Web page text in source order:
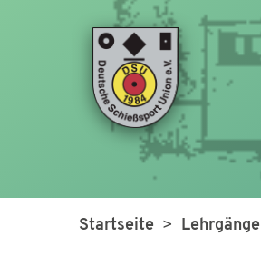
Startseite > Lehrgänge